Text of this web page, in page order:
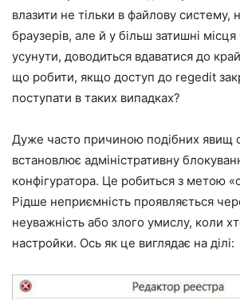
влазити не тільки в файлову систему,
браузерів, але й у більш затишні
усунути, доводиться вдаватися до
що робити, якщо доступ до regedit
поступати в таких випадках?
Дуже часто причиною подібних явищ
встановлює адміністративну
конфігуратора. Це робиться з метою
Рідше неприємність проявляється
неуважність або злого умислу, коли
настройки. Ось як це виглядає на ділі: